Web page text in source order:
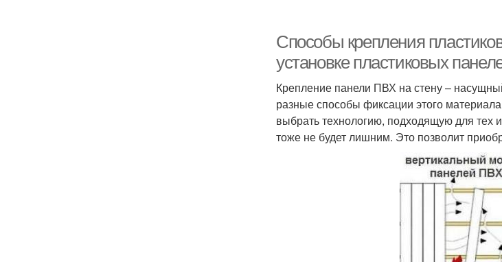
Способы крепления
установке пластиковых
Крепление панели ПВХ на стену –
разные способы фиксации этого
выбрать технологию, подходящую для тех
тоже не будет лишним. Это позволит